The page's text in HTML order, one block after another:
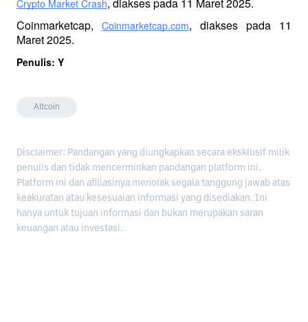
Crypto Market Crash, diakses pada 11 Maret 2025.
Coinmarketcap, Coinmarketcap.com, diakses pada 11
Maret 2025.
Penulis: Y
Altcoin
Disclaimer: Pandangan yang diungkapkan secara eksklusif milik
penulis dan tidak mencerminkan pandangan platform ini.
Platform ini dan afiliasinya menolak segala tanggung jawab atas
keakuratan atau kesesuaian informasi yang disediakan. Ini
hanya untuk tujuan informasi dan bukan merupakan saran
keuangan atau investasi.